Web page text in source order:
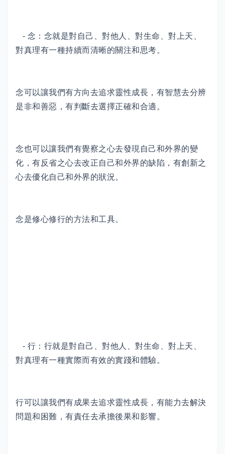
- 念：念就是對自己、對他人、對生命、對上天、
對真理有一種持續而清晰的關注和思考。
念可以讓我們有方向去追求靈性成長，有智慧去分辨
是非和善惡，有判斷去選擇正確和合適。
念也可以讓我們有覺察之心去發現自己和外界的變
化，有反省之心去改正自己和外界的缺陷，有創新之
心去優化自己和外界的狀況。
念是修心修行的方法和工具。
- 行：行就是對自己、對他人、對生命、對上天、
對真理有一種實際而有效的實踐和體驗。
行可以讓我們有成果去追求靈性成長，有能力去解決
問題和困難，有責任去承擔後果和影響。